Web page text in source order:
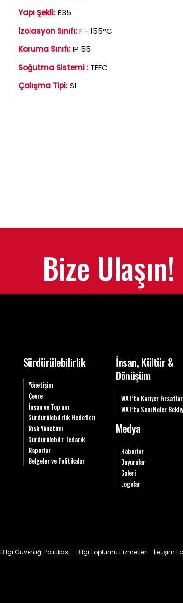
Yapı Şekli:B35
İzolasyon Sınıfı:F - 155°C
Koruma Sınıfı:IP 55
Soğutma Sistemi :TEFC
Çalışma Tipi:S1
Bize Ulaşın!
Sürdürülebilirlik
Yönetişim
Çevre
İnsan ve Toplum
Sürdürülebilirlik Hedefleri
Risk Yönetimi
Sürdürülebilir Tedarik
Raporlar
Belgeler ve Politikalar
İnsan, Kültür &
Dönüşüm
WAT’ta Kariyer
WAT’ta Seni Neler
Medya
Haberler
Duyurular
Galeri
Logolar
Bilgi Güvenliği Politikası Bilgi Toplumu Hizmetleri İletişim